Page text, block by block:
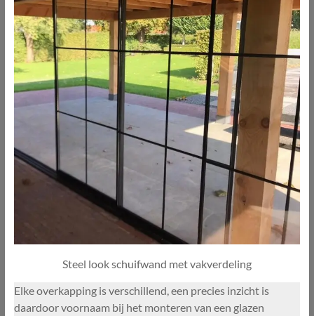
Steel look schuifwand met vakverdeling
Elke overkapping is verschillend, een precies inzicht is
daardoor voornaam bij het monteren van een glazen